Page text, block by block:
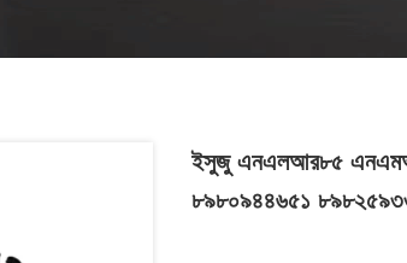
ইসুজু এনএলআর৮৫
৮৯৮০৯৪৪৬৫১